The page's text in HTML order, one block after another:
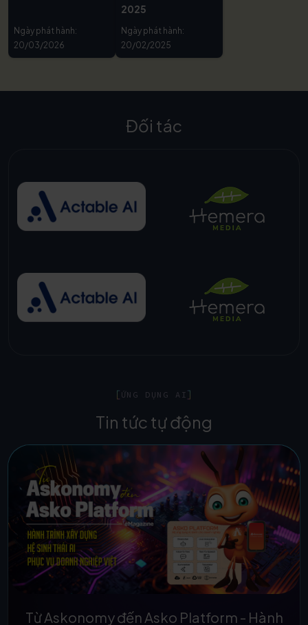
Ngày phát hành:
20/03/2026
2025
Ngày phát hành:
20/02/2025
Đối tác
ỨNG DỤNG AI
Tin tức tự động
Từ Askonomy đến Asko Platform - Hành